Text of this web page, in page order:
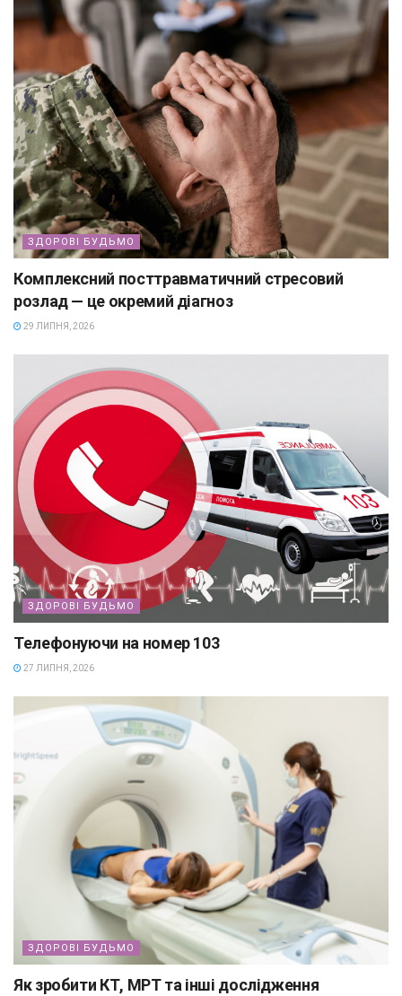
ЗДОРОВІ БУДЬМО
Комплексний посттравматичний стресовий
розлад — це окремий діагноз
29 ЛИПНЯ, 2026
ЗДОРОВІ БУДЬМО
Телефонуючи на номер 103
27 ЛИПНЯ, 2026
ЗДОРОВІ БУДЬМО
Як зробити КТ, МРТ та інші дослідження